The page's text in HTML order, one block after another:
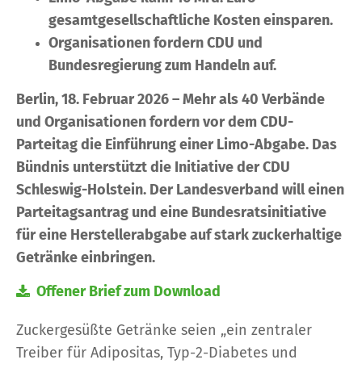
gesamtgesellschaftliche Kosten einsparen.
Organisationen fordern CDU und
Bundesregierung zum Handeln auf.
Berlin, 18. Februar 2026 – Mehr als 40 Verbände
und Organisationen fordern vor dem CDU-
Parteitag die Einführung einer Limo-Abgabe. Das
Bündnis unterstützt die Initiative der CDU
Schleswig-Holstein. Der Landesverband will einen
Parteitagsantrag und eine Bundesratsinitiative
für eine Herstellerabgabe auf stark zuckerhaltige
Getränke einbringen.
Offener Brief zum Download
Zuckergesüßte Getränke seien „ein zentraler
Treiber für Adipositas, Typ-2-Diabetes und